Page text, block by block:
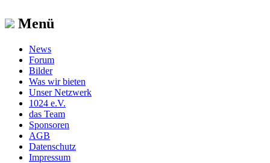
Menü
News
Forum
Bilder
Was wir bieten
Unser Netzwerk
1024 e.V.
das Team
Sponsoren
AGB
Datenschutz
Impressum